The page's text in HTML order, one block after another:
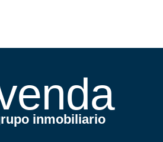
inmobiliario